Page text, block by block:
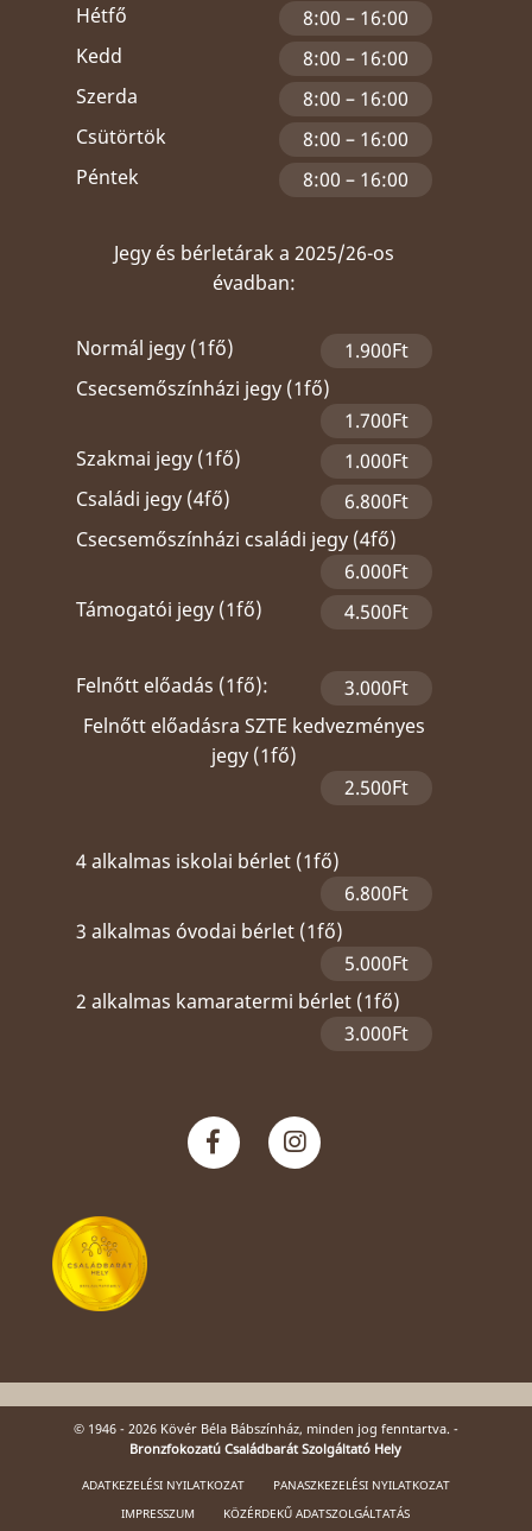
Hétfő
8:00 – 16:00
Kedd
8:00 – 16:00
Szerda
8:00 – 16:00
Csütörtök
8:00 – 16:00
Péntek
8:00 – 16:00
Jegy és bérletárak a 2025/26-os
évadban:
Normál jegy (1fő)
1.900Ft
Csecsemőszínházi jegy (1fő)
1.700Ft
Szakmai jegy (1fő)
1.000Ft
Családi jegy (4fő)
6.800Ft
Csecsemőszínházi családi jegy (4fő)
6.000Ft
Támogatói jegy (1fő)
4.500Ft
Felnőtt előadás (1fő):
3.000Ft
Felnőtt előadásra SZTE kedvezményes
jegy (1fő)
2.500Ft
4 alkalmas iskolai bérlet (1fő)
6.800Ft
3 alkalmas óvodai bérlet (1fő)
5.000Ft
2 alkalmas kamaratermi bérlet (1fő)
3.000Ft
© 1946 - 2026 Kövér Béla Bábszínház, minden jog fenntartva. -
Bronzfokozatú Családbarát Szolgáltató Hely
ADATKEZELÉSI NYILATKOZAT
PANASZKEZELÉSI NYILATKOZAT
IMPRESSZUM
KÖZÉRDEKŰ ADATSZOLGÁLTATÁS